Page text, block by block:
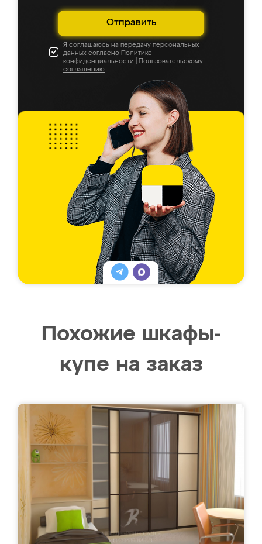
Отправить
Я соглашаюсь на передачу персональных
данных согласно Политике
конфиденциальности
Пользовательскому
соглашению
Похожие шкафы-
купе на заказ